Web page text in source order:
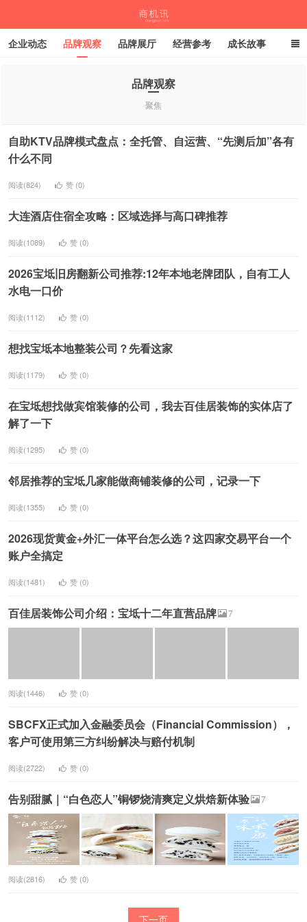
商机讯
企业动态 品牌观察 品牌展厅 经营参考 成长故事
品牌观察
聚焦
自助KTV品牌模式盘点：全托管、自运营、“先测后加”各有
什么不同
阅读(824) 赞 (0)
大连酒店住宿全攻略：区域选择与高口碑推荐
阅读(1089) 赞 (0)
2026宝坻旧房翻新公司推荐:12年本地老牌团队，自有工人
水电一口价
阅读(1112) 赞 (0)
想找宝坻本地整装公司？先看这家
阅读(1179) 赞 (0)
在宝坻想找做宾馆装修的公司，我去百佳居装饰的实体店了
解了一下
阅读(1295) 赞 (0)
邻居推荐的宝坻几家能做商铺装修的公司，记录一下
阅读(1355) 赞 (0)
2026现货黄金+外汇一体平台怎么选？这四家交易平台一个
账户全搞定
阅读(1481) 赞 (0)
百佳居装饰公司介绍：宝坻十二年直营品牌 7
阅读(1446) 赞 (0)
SBCFX正式加入金融委员会（Financial Commission），
客户可使用第三方纠纷解决与赔付机制
阅读(2722) 赞 (0)
告别甜腻｜“白色恋人”铜锣烧清爽定义烘焙新体验 7
阅读(2816) 赞 (0)
下一页